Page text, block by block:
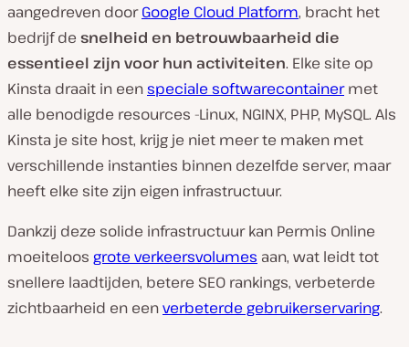
aangedreven doorGoogle Cloud Platform, bracht het
bedrijf de snelheid en betrouwbaarheid die
essentieel zijn voor hun activiteiten. Elke site op
Kinsta draait in eenspeciale softwarecontainermet
alle benodigde resources -Linux, NGINX, PHP, MySQL. Als
Kinsta je site host, krijg je niet meer te maken met
verschillende instanties binnen dezelfde server, maar
heeft elke site zijn eigen infrastructuur.
Dankzij deze solide infrastructuur kan Permis Online
moeiteloos grote verkeersvolumes aan, wat leidt tot
snellere laadtijden, betere SEO rankings, verbeterde
zichtbaarheid en eenverbeterde gebruikerservaring.